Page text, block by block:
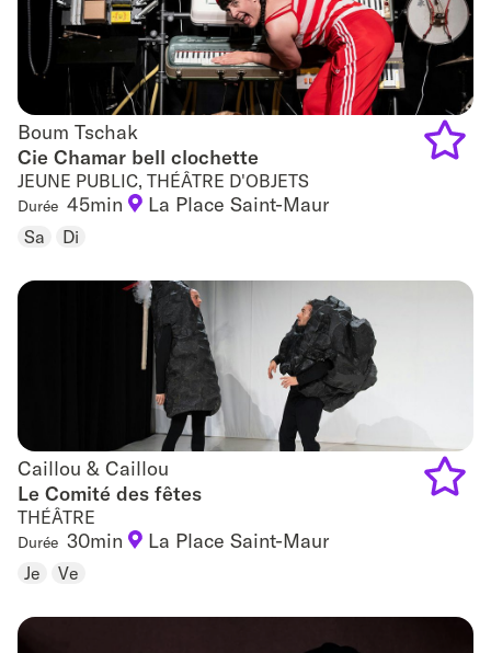
Boum Tschak
Boum Tschak
Cie Chamar bell clochette
JEUNE PUBLIC, THÉÂTRE D'OBJETS
Durée 45min La Place Saint-Maur
Sa Di
Caillou & Caillou
Caillou & Caillou
Le Comité des fêtes
THÉÂTRE
Durée 30min La Place Saint-Maur
Je Ve